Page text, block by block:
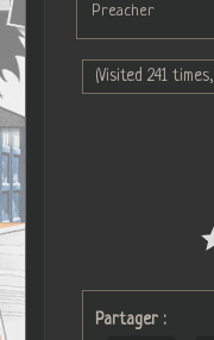
Preacher
(Visited 241
Partager :